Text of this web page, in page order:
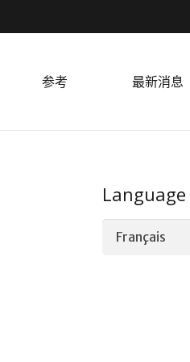
参考 最新消息
Language
Language